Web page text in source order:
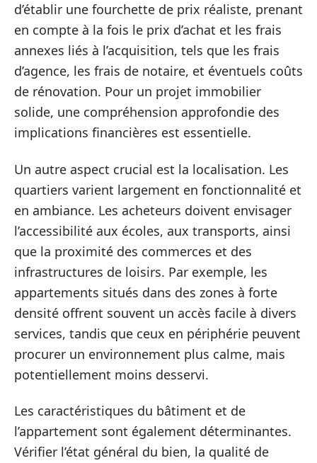
d’établir une fourchette de prix réaliste, prenant
en compte à la fois le prix d’achat et les frais
annexes liés à l’acquisition, tels que les frais
d’agence, les frais de notaire, et éventuels coûts
de rénovation. Pour un projet immobilier
solide, une compréhension approfondie des
implications financières est essentielle.
Un autre aspect crucial est la localisation. Les
quartiers varient largement en fonctionnalité et
en ambiance. Les acheteurs doivent envisager
l’accessibilité aux écoles, aux transports, ainsi
que la proximité des commerces et des
infrastructures de loisirs. Par exemple, les
appartements situés dans des zones à forte
densité offrent souvent un accès facile à divers
services, tandis que ceux en périphérie peuvent
procurer un environnement plus calme, mais
potentiellement moins desservi.
Les caractéristiques du bâtiment et de
l’appartement sont également déterminantes.
Vérifier l’état général du bien, la qualité de